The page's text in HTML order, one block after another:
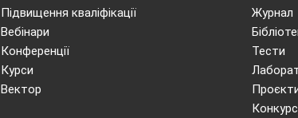
Підвищення кваліфікації
Вебінари
Конференції
Курси
Вектор
Журнал
Тести